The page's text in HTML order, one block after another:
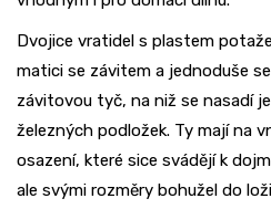
Dvojice vratidel s plastem
matici se závitem a jednoduše
závitovou tyč, na niž se nasadí
železných podložek. Ty mají na
osazení, které sice svádějí k
ale svými rozměry bohužel do